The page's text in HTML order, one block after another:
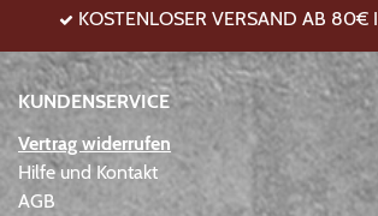
KOSTENLOSER VERSAND AB 80€
KUNDENSERVICE
Vertrag widerrufen
Hilfe und Kontakt
AGB